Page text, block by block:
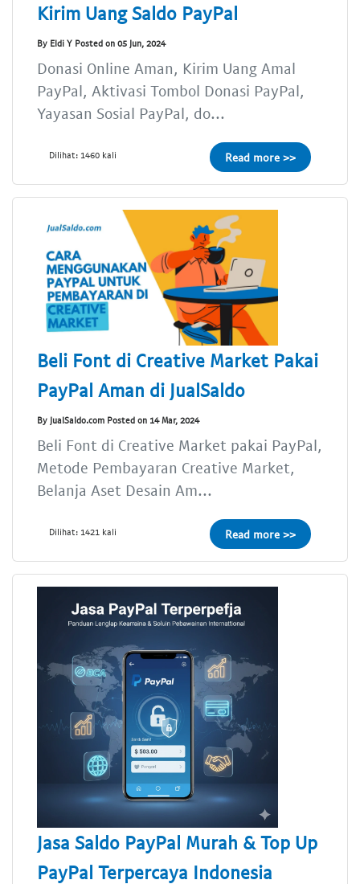
Kirim Uang Saldo PayPal
By Eldi Y Posted on 05 Jun, 2024
Donasi Online Aman, Kirim Uang Amal
PayPal, Aktivasi Tombol Donasi PayPal,
Yayasan Sosial PayPal, do...
Dilihat: 1460 kali Read more >>
Beli Font di Creative Market Pakai
PayPal Aman di JualSaldo
By JualSaldo.com Posted on 14 Mar, 2024
Beli Font di Creative Market pakai PayPal,
Metode Pembayaran Creative Market,
Belanja Aset Desain Am...
Dilihat: 1421 kali Read more >>
Jasa Saldo PayPal Murah & Top Up
PayPal Terpercaya Indonesia